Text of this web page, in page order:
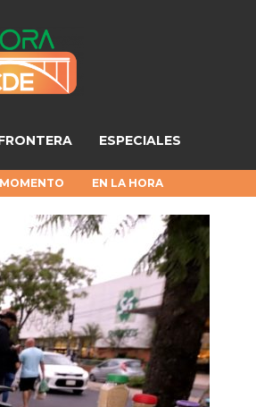
ESPECIALES
EN LA HORA